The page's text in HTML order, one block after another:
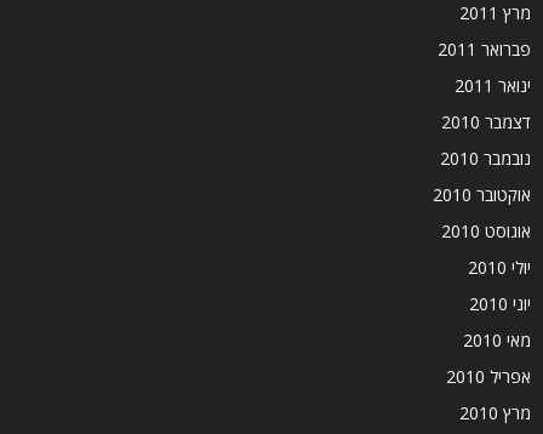
מרץ 2011
פברואר 2011
ינואר 2011
דצמבר 2010
נובמבר 2010
אוקטובר 2010
אוגוסט 2010
יולי 2010
יוני 2010
מאי 2010
אפריל 2010
מרץ 2010